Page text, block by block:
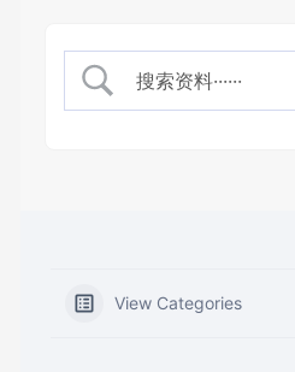
View Categories